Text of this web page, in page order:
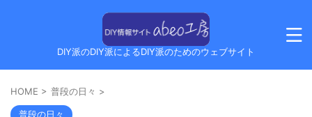
DIY派のDIY派によるDIY派のためのウェブサイト
HOME > 普段の日々 >
普段の日々